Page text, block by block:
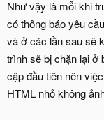
Như vậy là mỗi khi
có thông báo yêu
và ở các lần sau sẽ
trình sẽ bị chặn lại ở
cập đầu tiên nên
HTML nhỏ không